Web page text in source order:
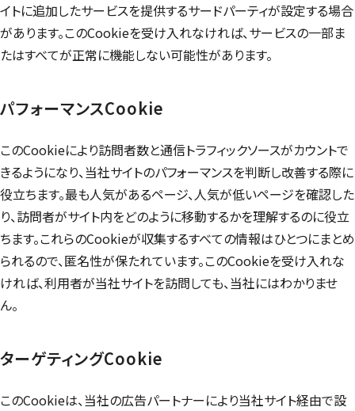
イトに追加したサービスを提供するサードパーティが設定する場合
があります。このCookieを受け入れなければ、サービスの一部ま
たはすべてが正常に機能しない可能性があります。
パフォーマンスCookie
このCookieにより訪問者数と通信トラフィックソースがカウントで
きるようになり、当社サイトのパフォーマンスを判断し改善する際に
役立ちます。最も人気があるページ、人気が低いページを確認した
り、訪問者がサイト内をどのように移動するかを理解するのに役立
ちます。これらのCookieが収集するすべての情報はひとつにまとめ
られるので、匿名性が保たれています。このCookieを受け入れな
ければ、利用者が当社サイトを訪問しても、当社にはわかりませ
ん。
ターゲティングCookie
このCookieは、当社の広告パートナーにより当社サイト経由で設